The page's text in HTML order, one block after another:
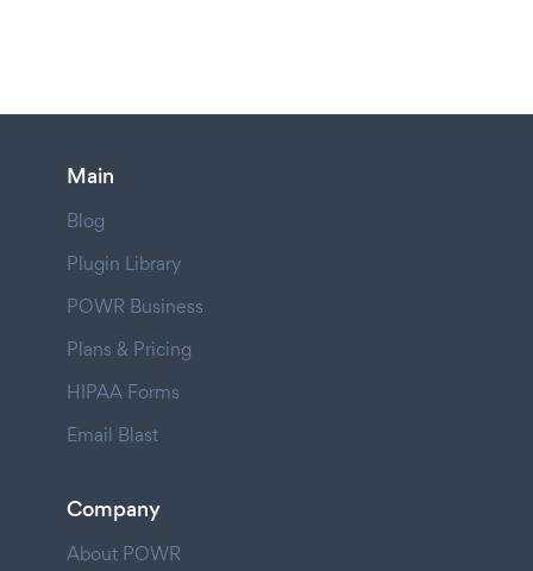
Main
Blog
Plugin Library
POWR Business
Plans & Pricing
HIPAA Forms
Email Blast
Company
About POWR